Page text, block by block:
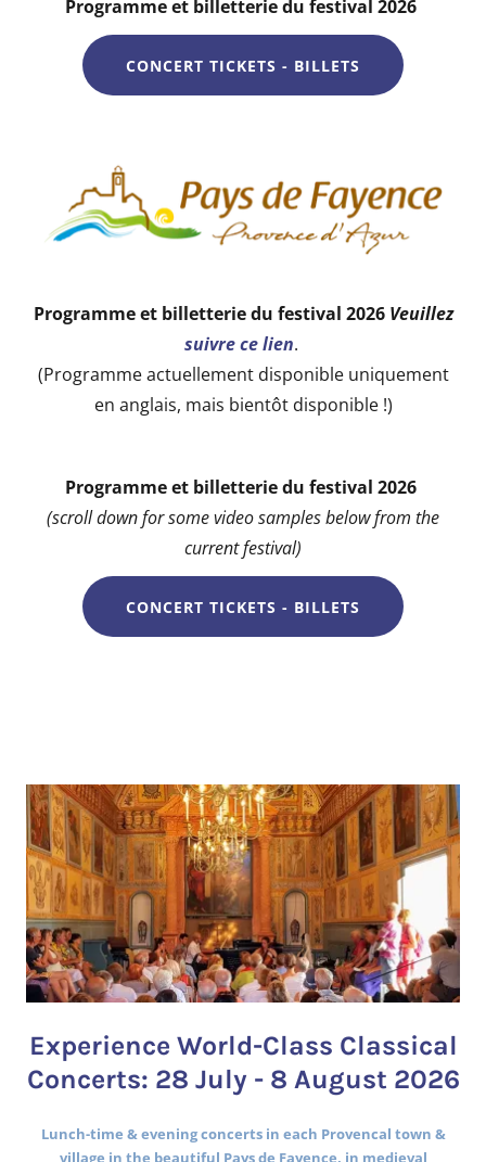
Programme et billetterie du festival 2026
CONCERT TICKETS - BILLETS
Programme et billetterie du festival 2026 Veuillez
suivre ce lien.
(Programme actuellement disponible uniquement
en anglais, mais bientôt disponible !)
Programme et billetterie du festival 2026
(scroll down for some video samples below from the
current festival)
CONCERT TICKETS - BILLETS
Experience World-Class Classical
Concerts: 28 July - 8 August 2026
Lunch-time & evening concerts in each Provencal town &
village in the beautiful Pays de Fayence, in medieval